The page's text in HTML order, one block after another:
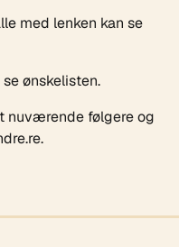
med lenken kan se
ønskelisten.
nuværende følgere og